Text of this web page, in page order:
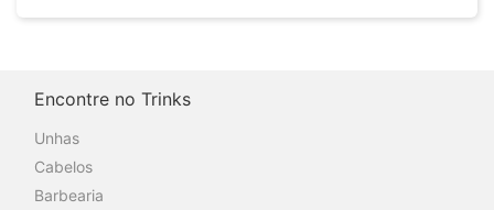
Encontre no Trinks
Unhas
Cabelos
Barbearia